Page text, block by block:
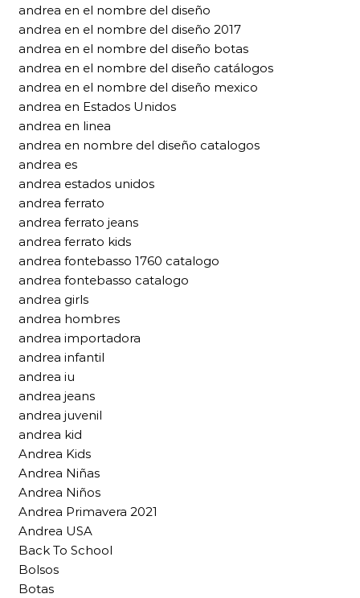
andrea en el nombre del diseño
andrea en el nombre del diseño 2017
andrea en el nombre del diseño botas
andrea en el nombre del diseño catálogos
andrea en el nombre del diseño mexico
andrea en Estados Unidos
andrea en linea
andrea en nombre del diseño catalogos
andrea es
andrea estados unidos
andrea ferrato
andrea ferrato jeans
andrea ferrato kids
andrea fontebasso 1760 catalogo
andrea fontebasso catalogo
andrea girls
andrea hombres
andrea importadora
andrea infantil
andrea iu
andrea jeans
andrea juvenil
andrea kid
Andrea Kids
Andrea Niñas
Andrea Niños
Andrea Primavera 2021
Andrea USA
Back To School
Bolsos
Botas